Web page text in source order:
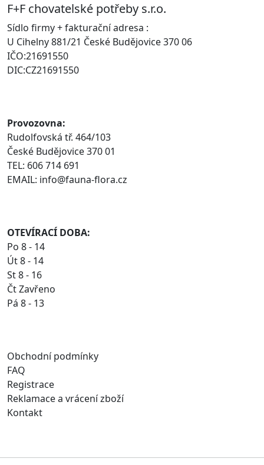
F+F chovatelské potřeby s.r.o.
Sídlo firmy + fakturační adresa :
U Cihelny 881/21 České Budějovice 370 06
IČO:21691550
DIC:CZ21691550
Provozovna:
Rudolfovská tř. 464/103
České Budějovice 370 01
TEL: 606 714 691
EMAIL: info@fauna-flora.cz
OTEVÍRACÍ DOBA:
Po 8 - 14
Út 8 - 14
St 8 - 16
Čt Zavřeno
Pá 8 - 13
Obchodní podmínky
FAQ
Registrace
Reklamace a vrácení zboží
Kontakt